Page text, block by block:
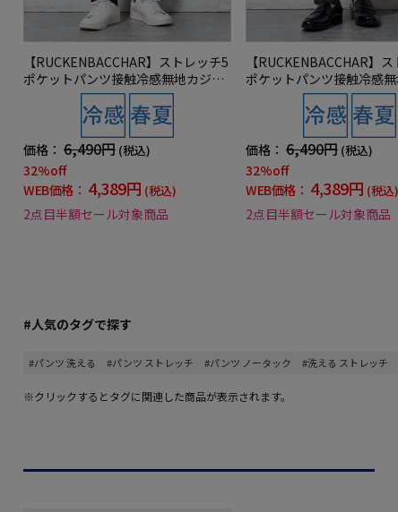
【RUCKENBACCHAR】ストレッチ5
ポケットパンツ接触冷感無地カジュ
アルパンツ春夏
価格： 6,490円 (税込)
32%off
WEB価格： 4,389円 (税込)
2点目半額セール対象商品
【RUCKENBACCHAR】
ポケットパンツ接触冷感
アルパンツ春夏
価格： 6,490円 (税込)
32%off
WEB価格： 4,389円 (税込)
2点目半額セール対象商品
#人気のタグで探す
#パンツ 洗える #パンツ ストレッチ #パンツ ノータック #洗える ストレッチ
※クリックするとタグに関連した商品が表示されます。